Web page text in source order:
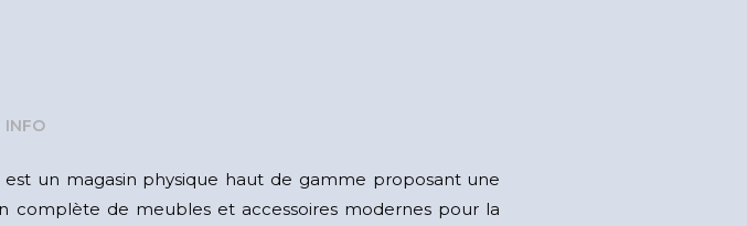
INFO
est un magasin physique haut de gamme proposant une
complète de meubles et accessoires modernes pour la